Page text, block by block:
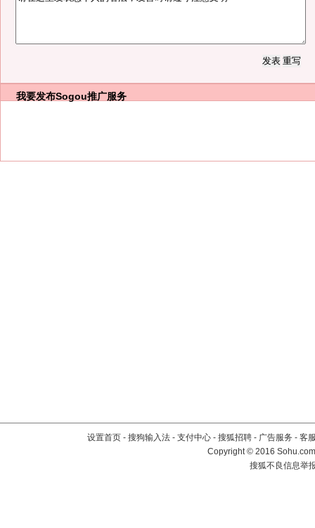
我要发布Sogou推广服务
设置首页 - 搜狗输入法 - 支付中心 - 搜狐招聘 - 广告服务 - 客
Copyright©2016
搜狐不良信息举